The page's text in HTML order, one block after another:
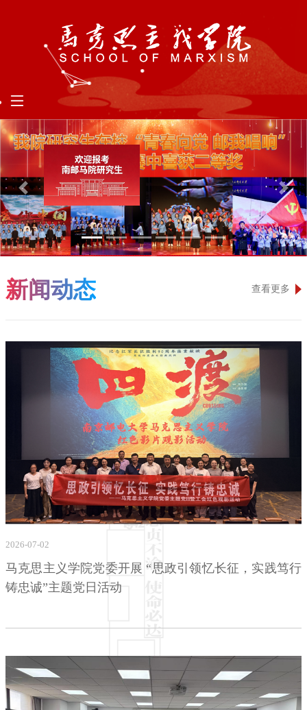
Previous Next
新闻动态 查看更多
2026-07-02
马克思主义学院党委开展 “思政引领忆长征，实践笃行
铸忠诚”主题党日活动